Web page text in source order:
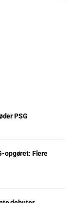
PSG
opgøret: Flere